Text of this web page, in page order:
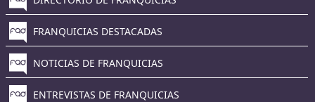
FRANQUICIAS DESTACADAS
NOTICIAS DE FRANQUICIAS
ENTREVISTAS DE FRANQUICIAS